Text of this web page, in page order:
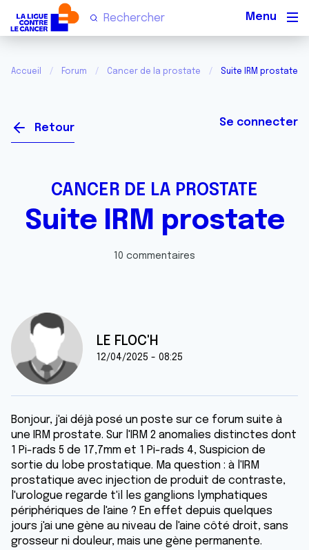
Accueil Forum Cancer de la prostate Suite IRM prostate
Retour Se connecter
CANCER DE LA PROSTATE
Suite IRM prostate
10 commentaires
LE FLOC'H
12/04/2025 - 08:25
Bonjour, j'ai déjà posé un poste sur ce forum suite à
une IRM prostate. Sur l'IRM 2 anomalies distinctes dont
1 Pi-rads 5 de 17,7mm et 1 Pi-rads 4, Suspicion de
sortie du lobe prostatique. Ma question : à l'IRM
prostatique avec injection de produit de contraste,
l'urologue regarde t'il les ganglions lymphatiques
périphériques de l'aine ? En effet depuis quelques
jours j'ai une gène au niveau de l'aine côté droit, sans
grosseur ni douleur, mais une gène permanente.